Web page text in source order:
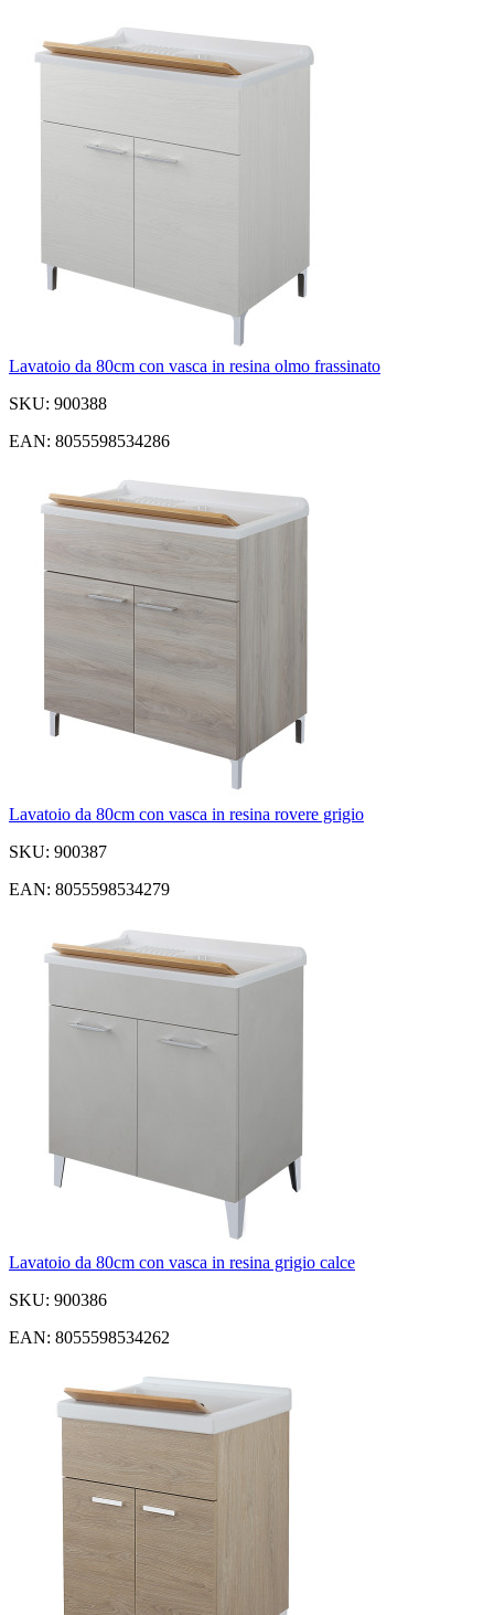
Lavatoio da 80cm con vasca in resina olmo frassinato
SKU: 900388
EAN: 8055598534286
Lavatoio da 80cm con vasca in resina rovere grigio
SKU: 900387
EAN: 8055598534279
Lavatoio da 80cm con vasca in resina grigio calce
SKU: 900386
EAN: 8055598534262